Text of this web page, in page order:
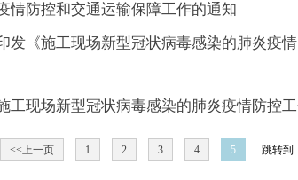
情防控和交通运输保障工作的通知
发《施工现场新型冠状病毒感染的肺炎疫
工现场新型冠状病毒感染的肺炎疫情防控
<<上一页 1 2 3 4 5 跳转到